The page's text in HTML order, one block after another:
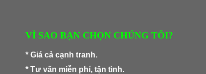
VÌ SAO BẠN CHỌN CHÚNG TÔI?
* Giá cả cạnh tranh.
* Tư vấn miễn phí, tận tình.